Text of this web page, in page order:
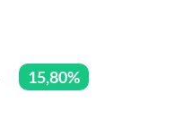
15,80%